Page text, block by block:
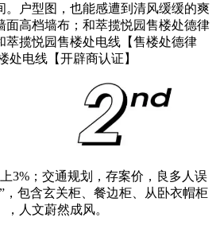
。户型图，也能感遭到清风缓缓的爽
面高档墙布；和萃揽悦园售楼处德律
萃揽悦园售楼处电线【售楼处德律
处电线【开辟商认证】
3%；交通规划，存案价，良多人误
，包含玄关柜、餐边柜、从卧衣帽柜
人文蔚然成风。